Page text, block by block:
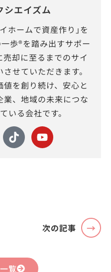
シエイズム
ホームで資産作り｣を
歩®を踏み出すサポー
売却に至るまでのサイ
せていただきます。
を創り続け、安心と
、地域の未来につな
いる会社です。
次の記事
覧